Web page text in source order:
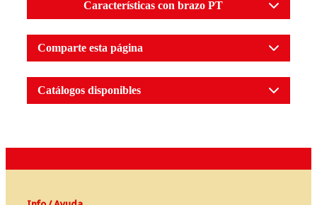
Características con brazo PT
Comparte esta página
Catálogos disponibles